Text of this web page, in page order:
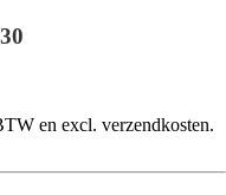
en excl. verzendkosten.